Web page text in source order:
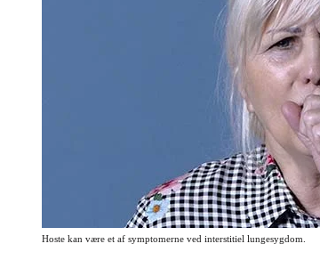
Hoste kan være et af symptomerne ved interstitiel lungesygdom.